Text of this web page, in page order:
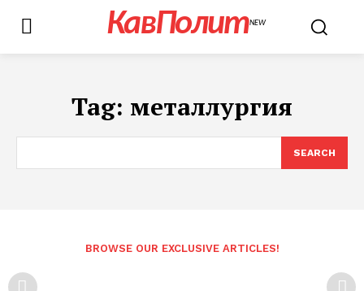
КавПолитNEW
Tag: металлургия
SEARCH
BROWSE OUR EXCLUSIVE ARTICLES!